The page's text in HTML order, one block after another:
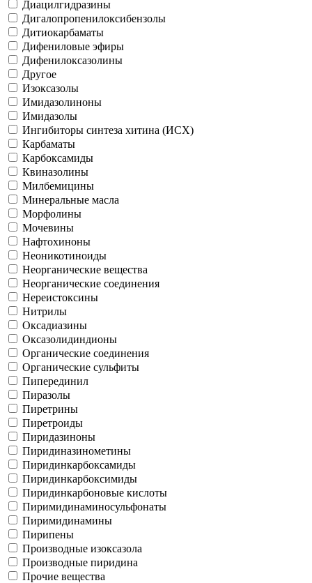
Диацилгидразины
Дигалопропенилоксибензолы
Дитиокарбаматы
Дифениловые эфиры
Дифенилоксазолины
Другое
Изоксазолы
Имидазолиноны
Имидазолы
Ингибиторы синтеза хитина (ИСХ)
Карбаматы
Карбоксамиды
Квиназолины
Милбемицины
Минеральные масла
Морфолины
Мочевины
Нафтохиноны
Неоникотиноиды
Неорганические вещества
Неорганические соединения
Нереистоксины
Нитрилы
Оксадиазины
Оксазолидиндионы
Органические соединения
Органические сульфиты
Пиперединил
Пиразолы
Пиретрины
Пиретроиды
Пиридазиноны
Пиридиназинометины
Пиридинкарбоксамиды
Пиридинкарбоксимиды
Пиридинкарбоновые кислоты
Пиримидинаминосульфонаты
Пиримидинамины
Пирипены
Производные изоксазола
Производные пиридина
Прочие вещества